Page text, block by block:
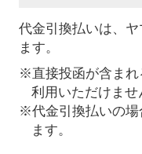
代金引換払いは、
ます。
※直接投函が含まれ
利用いただけませ
※代金引換払いの場
ます。